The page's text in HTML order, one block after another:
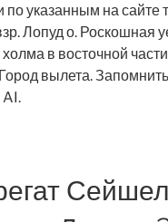
по указанным на сайте
Лопуд о.
в восточной
вылета.
AI.